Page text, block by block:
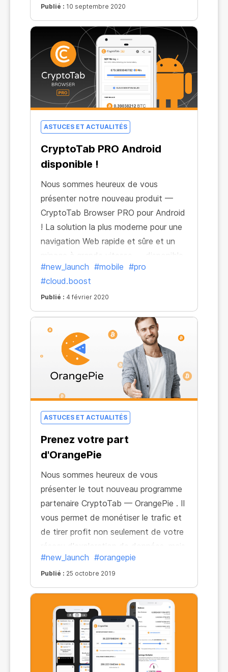
restrictions liées à la localisation et
d'économiser votre argent et vos
Publié : 10 septembre 2020
ASTUCES ET ACTUALITÉS
CryptoTab PRO Android
disponible !
Nous sommes heureux de vous
présenter notre nouveau produit —
CryptoTab Browser PRO pour Android
! La solution la plus moderne pour une
navigation Web rapide et sûre et un
minage à grande vitesse — disponible
sur votre appareil mobile.
#new_launch #mobile #pro
#cloud.boost
Publié : 4 février 2020
ASTUCES ET ACTUALITÉS
Prenez votre part
d'OrangePie
Nous sommes heureux de vous
présenter le tout nouveau programme
partenaire CryptoTab — OrangePie . Il
vous permet de monétiser le trafic et
de tirer profit non seulement de votre
réseau d'exploration de données, mais
également de l'installation de chaque
navigateur. De cette façon, vous
faites d'une pierre deux coups, en
obtenant des paiements uniques de
taille fixe, plus une source de revenu à
long terme sans plafond de revenus.
#new_launch #orangepie
Publié : 25 octobre 2019